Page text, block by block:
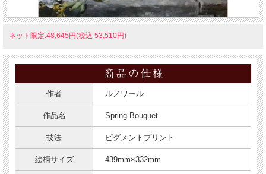
ネット限定:48,645円(税込 53,510円)
作者 ルノワール
作品名 Spring Bouquet
技法 ピグメントプリント
絵柄サイズ 439mm×332mm